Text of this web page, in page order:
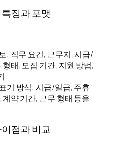
징과 포맷
: 직무 요건, 근무지, 시급/
태, 모집 기간, 지원 방법,
.
기 방식: 시급/일급, 주휴
약 기간, 근무 형태 등을
점과 비교